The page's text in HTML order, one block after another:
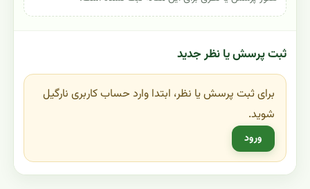
ثبت پرسش یا نظر جدید
برای ثبت پرسش یا نظر، ابتدا وارد حساب کاربری نارگیل
شوید.
ورود